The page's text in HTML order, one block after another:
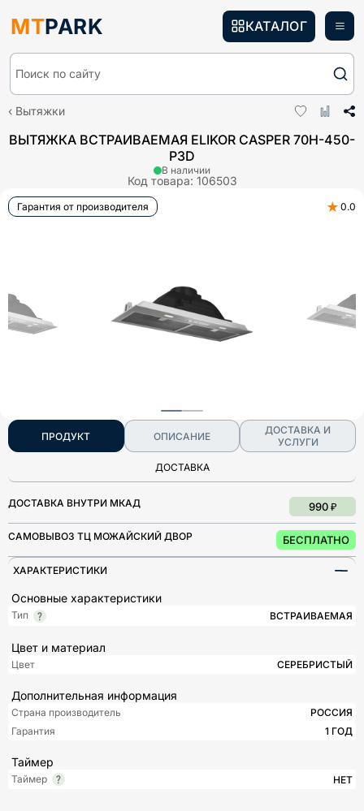
MTPARK
Поиск по сайту
КАТАЛОГ
Вытяжки
ВЫТЯЖКА ВСТРАИВАЕМАЯ ELIKOR CASPER 70H-450-
P3D
Код товара: 106503
В наличии
Гарантия от производителя ★ 0.0
ПРОДУКТ ОПИСАНИЕ
ДОСТАВКА И
УСЛУГИ
ДОСТАВКА
ДОСТАВКА ВНУТРИ МКАД 990 ₽
САМОВЫВОЗ ТЦ МОЖАЙСКИЙ ДВОР БЕСПЛАТНО
ХАРАКТЕРИСТИКИ
Основные характеристики
Тип ВСТРАИВАЕМАЯ
Цвет и материал
Цвет СЕРЕБРИСТЫЙ
Дополнительная информация
Страна производитель
РОССИЯ
Гарантия
1 ГОД
Таймер
Таймер НЕТ